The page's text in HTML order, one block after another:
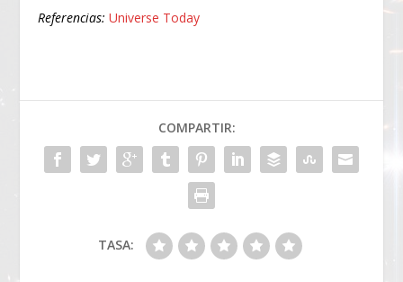
Referencias: Universe Today
COMPARTIR:
TASA: